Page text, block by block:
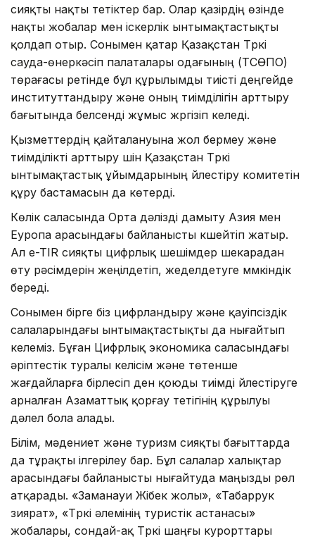
сияқты нақты тетіктер бар. Олар қазірдің өзінде
нақты жобалар мен іскерлік ынтымақтастықты
қолдап отыр. Сонымен қатар Қазақстан Түркі
сауда-өнеркәсіп палаталары одағының (ТСӨПО)
төрағасы ретінде бұл құрылымды тиісті деңгейде
институттандыру және оның тиімділігін арттыру
бағытында белсенді жұмыс жүргізіп келеді.
Қызметтердің қайталануына жол бермеу және
тиімділікті арттыру үшін Қазақстан Түркі
ынтымақтастық ұйымдарының үйлестіру комитетін
құру бастамасын да көтерді.
Көлік саласында Орта дәлізді дамыту Азия мен
Еуропа арасындағы байланысты күшейтіп жатыр.
Ал e-TIR сияқты цифрлық шешімдер шекарадан
өту рәсімдерін жеңілдетіп, жеделдетуге мүмкіндік
береді.
Сонымен бірге біз цифрландыру және қауіпсіздік
салаларындағы ынтымақтастықты да нығайтып
келеміз. Бұған Цифрлық экономика саласындағы
әріптестік туралы келісім және төтенше
жағдайларға бірлесіп ден қоюды тиімді үйлестіруге
арналған Азаматтық қорғау тетігінің құрылуы
дәлел бола алады.
Білім, мәдениет және туризм сияқты бағыттарда
да тұрақты ілгерілеу бар. Бұл салалар халықтар
арасындағы байланысты нығайтуда маңызды рөл
атқарады. «Заманауи Жібек жолы», «Табаррук
зиярат», «Түркі әлемінің туристік астанасы»
жобалары, сондай-ақ Түркі шаңғы курорттары